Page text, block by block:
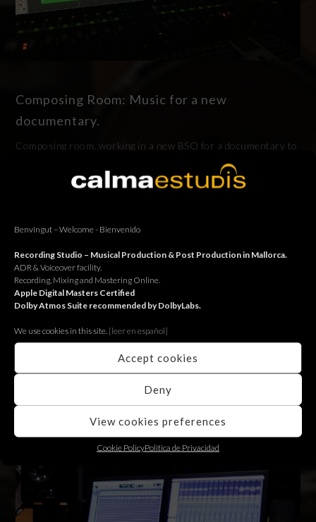
Benvingut – Welcome - Bienvenido
Recording Studio – Musical Production & Post Production in Mallorca.
ADR & Voiceover facility.
Recording, Mixing and Mastering Online.
Apple Digital Masters Certified
Dolby Atmos Suite recommended by DolbyLabs.
We use cookies in this site. [leer en español]
Accept cookies
Deny
View cookies preferences
Cookie PolicyPolítica de Privacidad
Composing Room: Music for a new
documentary.
Composing room, working in a new BSO for a documentary to
be release next winter, an amazing new project. Sala de
composició, treballant en una nova banda sonora per a un
documental que veurà la llum aquest hivern, un projecte
Continue reading
08